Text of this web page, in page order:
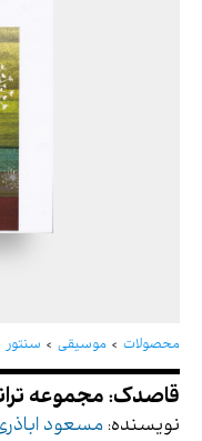
محصولات موسیقی سنتور
قاصدک:
نویسنده: مسعود